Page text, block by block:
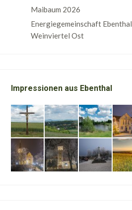
Maibaum 2026
Energiegemeinschaft Ebenthal
Weinviertel Ost
Impressionen aus Ebenthal